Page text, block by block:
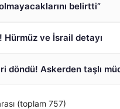
belirtti”
Hürmüz ve İsrail detayı
döndü! Askerden taşlı
(toplam 757)